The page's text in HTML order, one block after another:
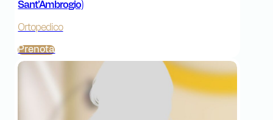
Sant’Ambrogio)
Ortopedico
Prenota